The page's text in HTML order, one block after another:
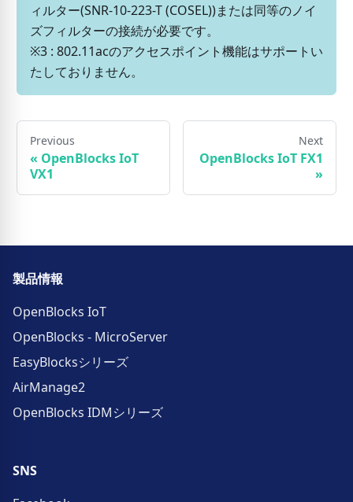
ィルター(SNR-10-223-T (COSEL))または同等のノイ
ズフィルターの接続が必要です。
※3 : 802.11acのアクセスポイント機能はサポートい
たしておりません。
Previous
« OpenBlocks IoT
VX1
Next
OpenBlocks IoT FX1
»
製品情報
OpenBlocks IoT
OpenBlocks - MicroServer
EasyBlocksシリーズ
AirManage2
OpenBlocks IDMシリーズ
SNS